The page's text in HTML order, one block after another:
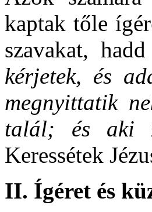
kaptak tőle
szavakat,
kérjetek, és
megnyittatik
talál; és aki
Keressétek
II. Ígéret és